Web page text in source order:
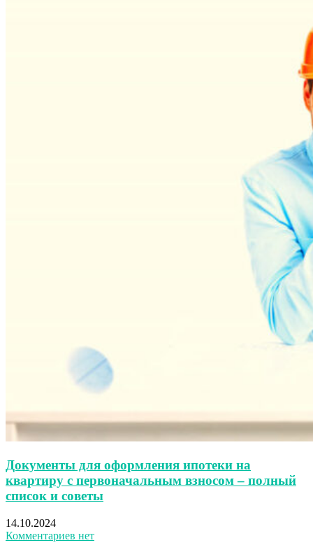
Документы для оформления ипотеки на
квартиру с первоначальным взносом – полный
список и советы
14.10.2024
Комментариев нет